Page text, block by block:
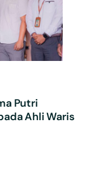
Putri
Ahli Waris